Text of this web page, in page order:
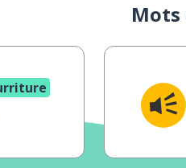
Mots